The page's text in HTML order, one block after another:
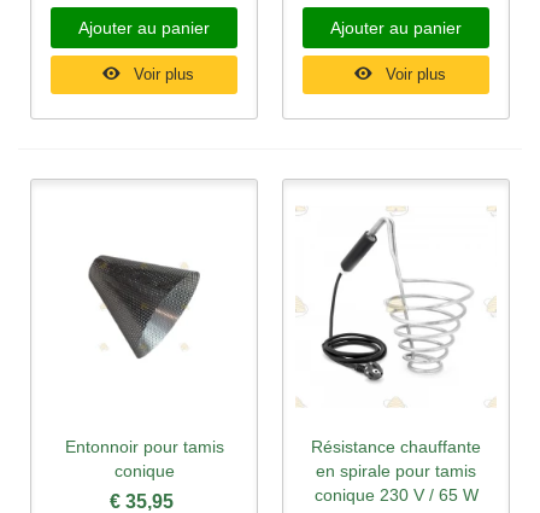
Ajouter au panier
Voir plus
Ajouter au panier
Voir plus
Entonnoir pour tamis
conique
€ 35,95
Résistance chauffante
en spirale pour tamis
conique 230 V / 65 W